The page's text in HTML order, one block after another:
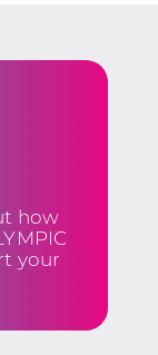
how
your